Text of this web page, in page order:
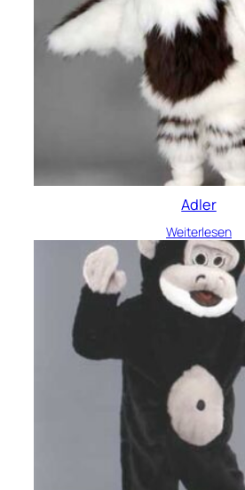
Adler
Weiterlesen